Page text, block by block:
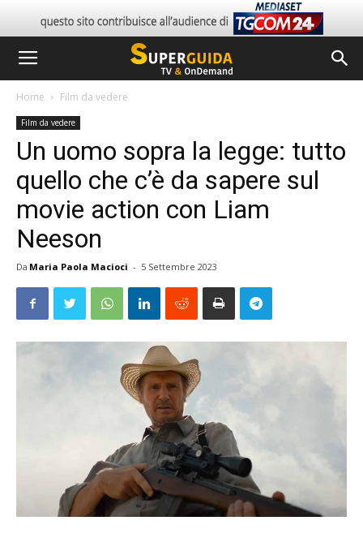
Home Film da vedere
Film da vedere
Un uomo sopra la legge: tutto
quello che c’è da sapere sul
movie action con Liam
Neeson
Da Maria Paola Macioci - 5 Settembre 2023